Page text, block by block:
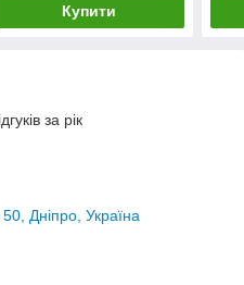
Купити
за рік
Дніпро, Україна